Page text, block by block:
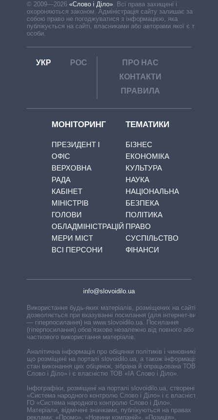
© 2009—2026 «Слово і Діло». Всі права захищені і
охороняються законом. Адміністрація сайту залишає за
собою право не погоджуватися з інформацією, яка
публікується на сайті, власниками або авторами якої є треті
особи.
УКР РОС
ПРО НАС
КОНТАКТИ
ПРАВИЛА
МОНІТОРИНГ
ПРЕЗИДЕНТ І
ОФІС
ВЕРХОВНА
РАДА
КАБІНЕТ
МІНІСТРІВ
ГОЛОВИ
ОБЛАДМІНІСТРАЦІЙ
МЕРИ МІСТ
ВСІ ПЕРСОНИ
ТЕМАТИКИ
БІЗНЕС
ЕКОНОМІКА
КУЛЬТУРА
НАУКА
НАЦІОНАЛЬНА
БЕЗПЕКА
ПОЛІТИКА
ПРАВО
СУСПІЛЬСТВО
ФІНАНСИ
info@slovoidilo.ua
Використання будь-яких матеріалів, розміщених на сайті,
дозволяється при вказуванні посилання (для інтернет-видань
— гіперпосилання) на www.slovoidilo.ua. Посилання
(гіперпосилання) обов’язкове незалежно від повного або
часткового використання матеріалів.
Аналітична інформація про обіцянки політиків і чиновників,
що розміщені на порталі slovoidilo.ua, а також інформація про
стан виконання цих обіцянок, зібрана й опрацьована ТОВ «ІА
Слово і Діло» і є власністю ТОВ «ІА Слово і Діло».
Інфографіки, розміщені на порталі slovoidilo.ua, створені ГО
«Система народного контролю Слово і Діло» і є власністю
ГО «Система народного контролю Слово і Діло».
Матеріали, відмічені значками, публікуються на правах
реклами: «Промо», «Новини компаній», «Позиція»,